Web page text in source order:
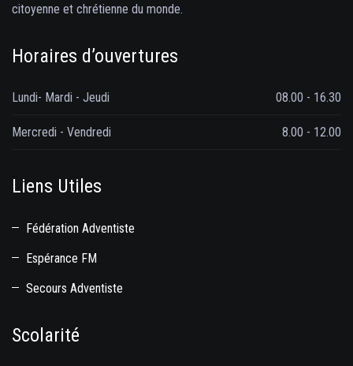
citoyenne et chrétienne du monde.
Horaires d’ouvertures
Lundi- Mardi - Jeudi 08.00 - 16.30
Mercredi - Vendredi 8.00 - 12.00
Liens Utiles
Fédération Adventiste
Espérance FM
Secours Adventiste
Scolarité